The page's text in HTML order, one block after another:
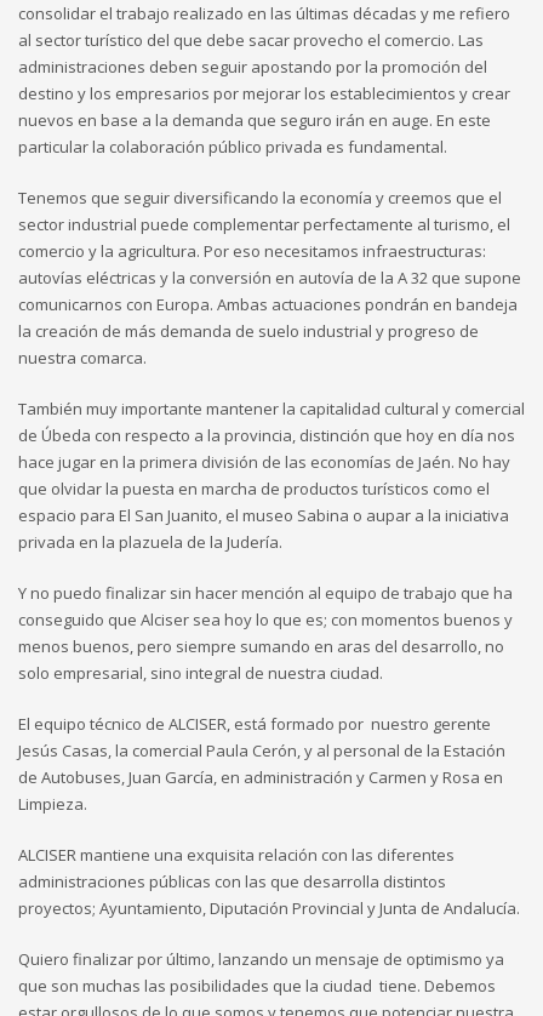
consolidar el trabajo realizado en las últimas décadas y me refiero
al sector turístico del que debe sacar provecho el comercio. Las
administraciones deben seguir apostando por la promoción del
destino y los empresarios por mejorar los establecimientos y crear
nuevos en base a la demanda que seguro irán en auge. En este
particular la colaboración público privada es fundamental.
Tenemos que seguir diversificando la economía y creemos que el
sector industrial puede complementar perfectamente al turismo, el
comercio y la agricultura. Por eso necesitamos infraestructuras:
autovías eléctricas y la conversión en autovía de la A 32 que supone
comunicarnos con Europa. Ambas actuaciones pondrán en bandeja
la creación de más demanda de suelo industrial y progreso de
nuestra comarca.
También muy importante mantener la capitalidad cultural y comercial
de Úbeda con respecto a la provincia, distinción que hoy en día nos
hace jugar en la primera división de las economías de Jaén. No hay
que olvidar la puesta en marcha de productos turísticos como el
espacio para El San Juanito, el museo Sabina o aupar a la iniciativa
privada en la plazuela de la Judería.
Y no puedo finalizar sin hacer mención al equipo de trabajo que ha
conseguido que Alciser sea hoy lo que es; con momentos buenos y
menos buenos, pero siempre sumando en aras del desarrollo, no
solo empresarial, sino integral de nuestra ciudad.
El equipo técnico de ALCISER, está formado por nuestro gerente
Jesús Casas, la comercial Paula Cerón, y al personal de la Estación
de Autobuses, Juan García, en administración y Carmen y Rosa en
Limpieza.
ALCISER mantiene una exquisita relación con las diferentes
administraciones públicas con las que desarrolla distintos
proyectos; Ayuntamiento, Diputación Provincial y Junta de Andalucía.
Quiero finalizar por último, lanzando un mensaje de optimismo ya
que son muchas las posibilidades que la ciudad tiene. Debemos